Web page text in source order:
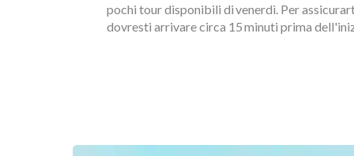
pochi tour disponibili di venerdì. Per
dovresti arrivare circa 15 minuti prima